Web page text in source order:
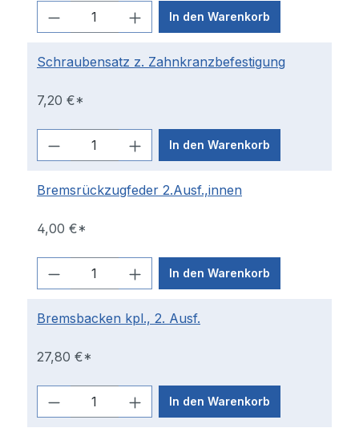
In den Warenkorb
Schraubensatz z. Zahnkranzbefestigung
7,20 €*
In den Warenkorb
Bremsrückzugfeder 2.Ausf.,innen
4,00 €*
In den Warenkorb
Bremsbacken kpl., 2. Ausf.
27,80 €*
In den Warenkorb